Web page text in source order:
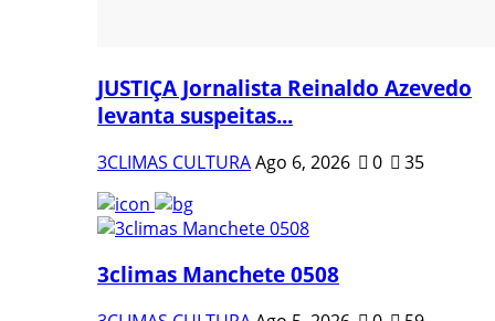
JUSTIÇA Jornalista Reinaldo Azevedo
levanta suspeitas...
3CLIMAS CULTURAAgo 6, 2026 0 35
3climas Manchete 0508